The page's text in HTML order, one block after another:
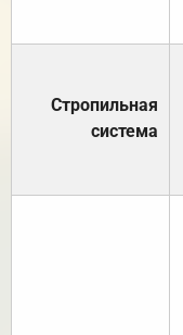
Стропильная
система